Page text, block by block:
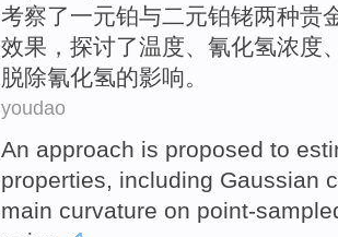
考察了一元铂与二元铂铑两种贵
效果，探讨了温度、氰化氢浓度
脱除氰化氢的影响。
youdao
An approach is proposed to
properties, including Gaussian
main curvature on point-